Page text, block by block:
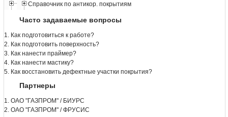
Справочник по антикор. покрытиям
Часто задаваемые вопросы
1. Как подготовиться к работе?
2. Как подготовить поверхность?
3. Как нанести праймер?
4. Как нанести мастику?
5. Как восстановить дефектные участки покрытия?
Партнеры
1. ОАО "ГАЗПРОМ" / БИУРС
2. ОАО "ГАЗПРОМ" / ФРУСИС